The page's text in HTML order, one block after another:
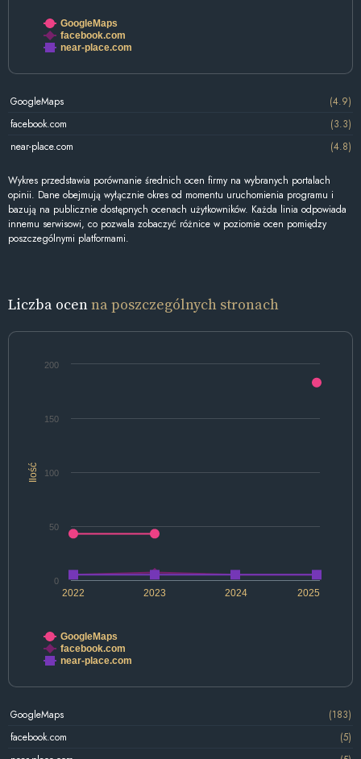
GoogleMaps
facebook.com
near-place.com
GoogleMaps
(4.9)
facebook.com
(3.3)
near-place.com
(4.8)
Wykres przedstawia porównanie średnich ocen firmy na wybranych portalach
opinii. Dane obejmują wyłącznie okres od momentu uruchomienia programu i
bazują na publicznie dostępnych ocenach użytkowników. Każda linia odpowiada
innemu serwisowi, co pozwala zobaczyć różnice w poziomie ocen pomiędzy
poszczególnymi platformami.
Liczba ocenna poszczególnych stronach
Ilość
2022 2024
2023 2025
0
50
100
150
200
GoogleMaps
facebook.com
near-place.com
GoogleMaps
(183)
facebook.com
(5)